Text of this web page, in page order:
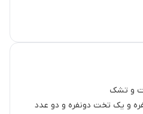
و تشک
نفره و یک تخت دونفره و دو عدد